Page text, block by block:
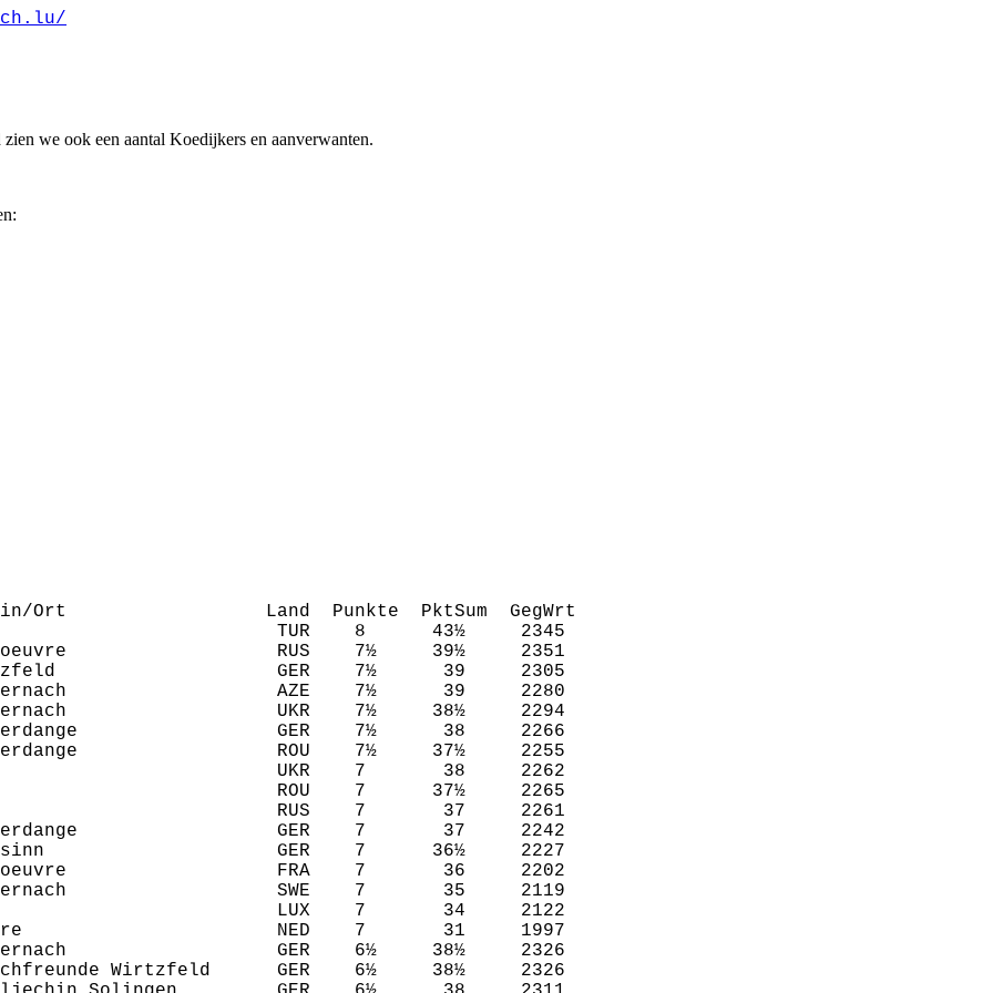
we ook een aantal Koedijkers en aanverwanten.